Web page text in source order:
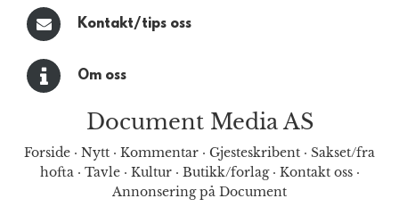
Kontakt/tips oss
Om oss
Document Media AS
Forside · Nytt · Kommentar · Gjesteskribent · Sakset/fra
hofta· Tavle· Kultur· Butikk/forlag· Kontakt oss·
Annonsering på Document